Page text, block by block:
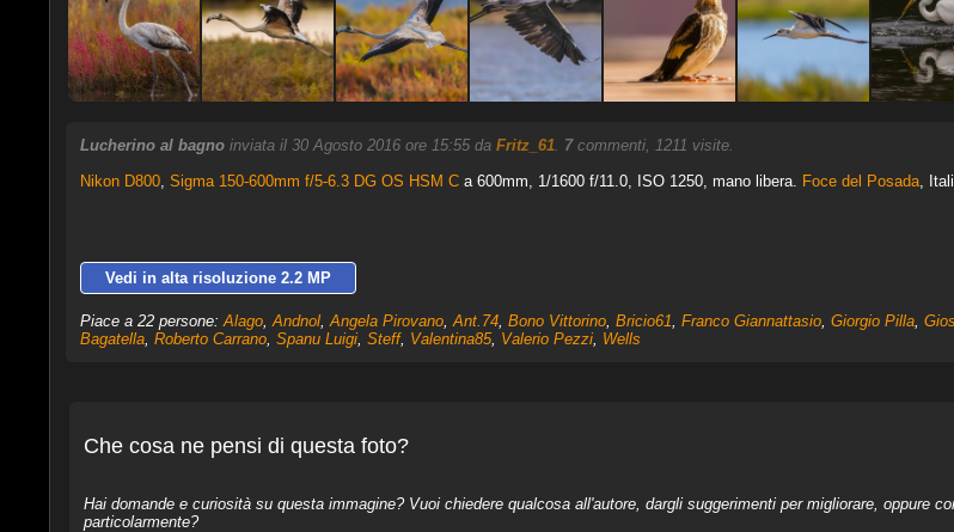
Lucherino al bagno inviata il 30 Agosto 2016 ore 15:55 da Fritz_61. 7commenti, 1211 visite.
Nikon D800, Sigma 150-600mm f/5-6.3 DG OS HSM Ca 600mm, 1/1600 f/11.0, ISO 1250, mano libera. Foce del Posada,
Vedi in alta risoluzione 2.2 MP
Piace a 22 persone:Alago,Andnol,Angela Pirovano,Ant.74, Bono Vittorino, Bricio61, Franco Giannattasio, Giorgio Pilla, Gios
Bagatella, Roberto Carrano, Spanu Luigi, Steff, Valentina85, Valerio Pezzi, Wells
Che cosa ne pensi di questa foto?
Hai domande e curiosità su questa immagine? Vuoi chiedere qualcosa all'autore, dargli suggerimenti per migliorare, oppure
particolarmente?